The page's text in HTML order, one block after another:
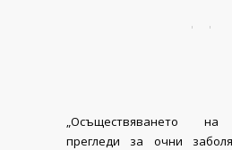
„Осъществяването на
прегледи за очни